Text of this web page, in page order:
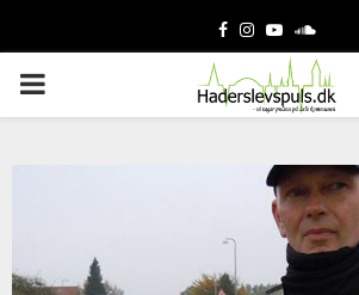
Facebook
Instagram
Youtube
PRIMARY